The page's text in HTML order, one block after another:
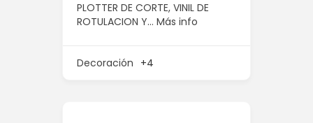
PLOTTER DE CORTE, VINIL DE
ROTULACION Y… Más info
Decoración +4